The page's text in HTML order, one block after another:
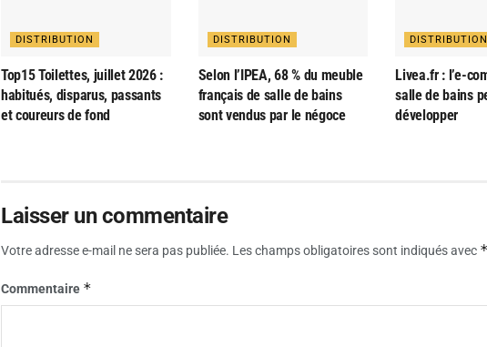
DISTRIBUTION
Top15 Toilettes, juillet 2026 :
habitués, disparus, passants
et coureurs de fond
DISTRIBUTION
Selon l’IPEA, 68 % du meuble
français de salle de bains
sont vendus par le négoce
Livea.fr : l’e-
salle de bains
développer
Laisser un commentaire
Votre adresse e-mail ne sera pas publiée. Les champs obligatoires sont indiqués avec
Commentaire *